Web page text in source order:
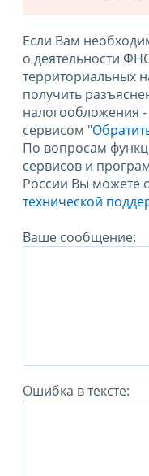
Если Вам
о деятельности
территориальных
получить
налогообложения
сервисом
По вопросам
сервисов и
России Вы можете
технической
Ваше сообщение:
Ошибка в тексте: